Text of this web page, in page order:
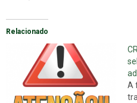
Relacionado
A